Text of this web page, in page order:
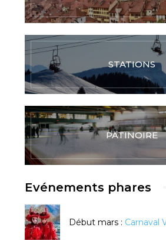
STATIONS
PATINOIRE
Evénements phares
Début mars : Carnaval